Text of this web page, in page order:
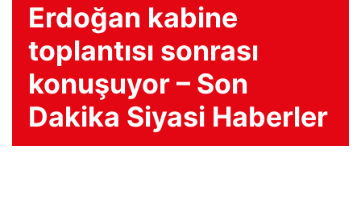
Erdoğan kabine
toplantısı sonrası
konuşuyor – Son
Dakika Siyasi Haberler